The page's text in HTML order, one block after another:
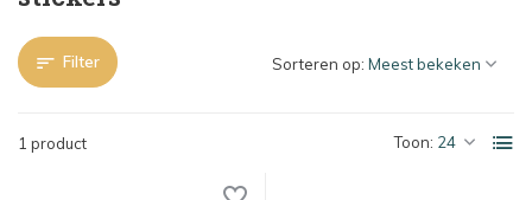
Filter
1 product Toon:
Sorteren op: